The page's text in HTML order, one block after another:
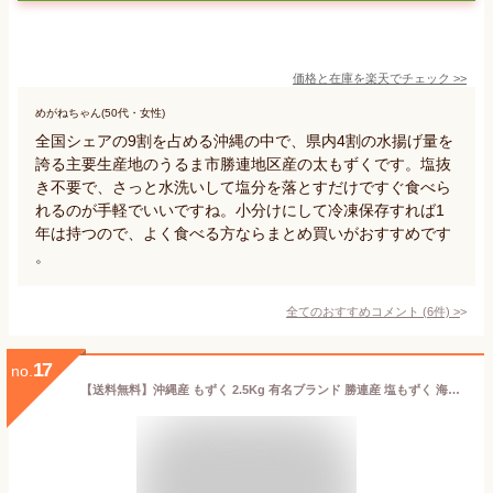
価格と在庫を楽天でチェック >>
めがねちゃん(50代・女性)
全国シェアの9割を占める沖縄の中で、県内4割の水揚げ量を
誇る主要生産地のうるま市勝連地区産の太もずくです。塩抜
き不要で、さっと水洗いして塩分を落とすだけですぐ食べら
れるのが手軽でいいですね。小分けにして冷凍保存すれば1
年は持つので、よく食べる方ならまとめ買いがおすすめです
。
全てのおすすめコメント (6件) >
no. 17
【送料無料】沖縄産 もずく 2.5Kg 有名ブランド 勝連産 塩もずく 海藻類 もずく モズク 塩麹 沖縄 お土産 沖縄お土産 沖縄おみやげ 沖縄土産フコイダン 沖縄 ｜もずく2.5Kg ｜